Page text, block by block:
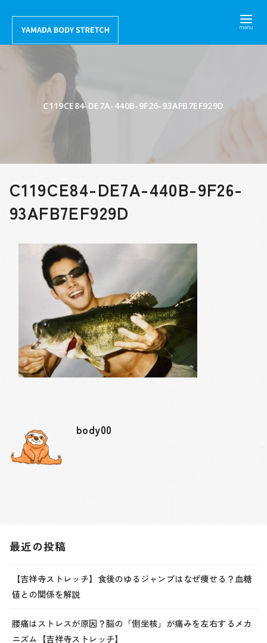
テ
C119CE84-DE7A-440B-9F26-93AFB7EF929D
C119CE84-DE7A-440B-9F26-
93AFB7EF929D
body00
最近の投稿
【吉祥寺ストレッチ】食後のゆるジャンプはなぜ痩せる？血糖
値との関係を解説
腰痛はストレスが原因？脳の「側坐核」が痛みを左右するメカ
ニズム【吉祥寺ストレッチ】